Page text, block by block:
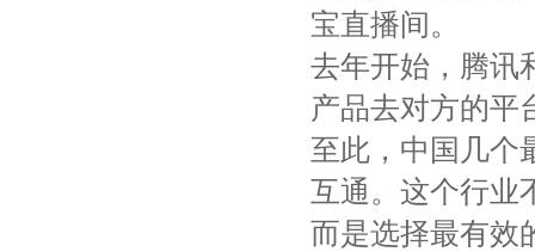
宝直播间。
去年开始，腾讯
产品去对方的平
至此，中国几个
互通。这个行业
而是选择最有效